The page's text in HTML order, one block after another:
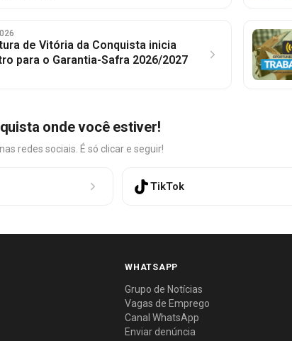
de Vitória da Conquista inicia
para o Garantia-Safra 2026/2027
onde você estiver!
redes sociais. É só clicar e seguir!
TikTok
WHATSAPP
Grupo de Notícias
Vagas de Emprego
Canal WhatsApp
Enviar denúncia